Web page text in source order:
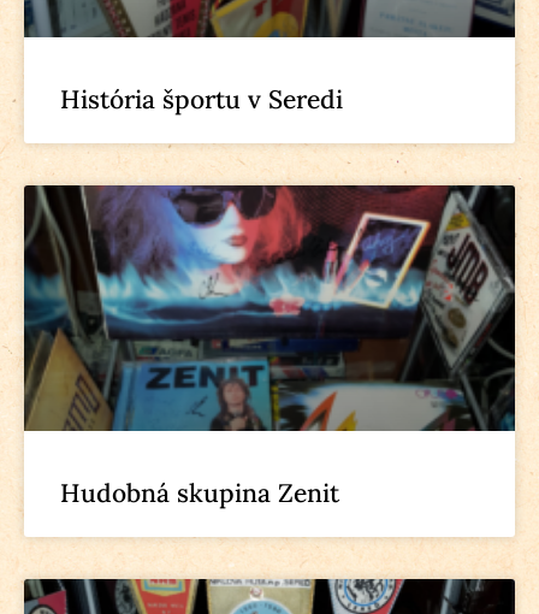
História športu v Seredi
Hudobná skupina Zenit